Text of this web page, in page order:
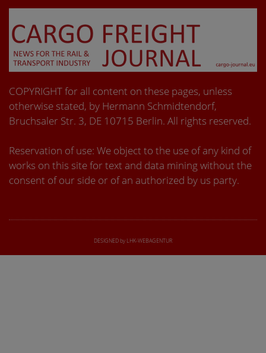
COPYRIGHT for all content on these pages, unless
otherwise stated, by Hermann Schmidtendorf,
Bruchsaler Str. 3, DE 10715 Berlin. All rights reserved.
Reservation of use: We object to the use of any kind of
works on this site for text and data mining without the
consent of our side or of an authorized by us party.
DESIGNED by LHK-WEBAGENTUR